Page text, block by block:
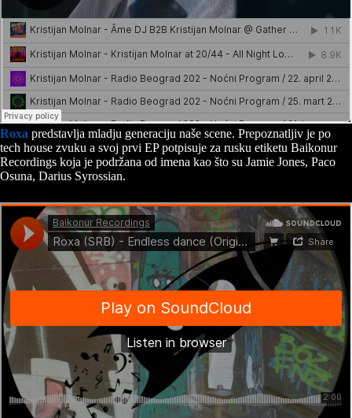
Roxa predstavlja mladju generaciju naše scene. Prepoznatljiv je po
tech house zvuku a svoj prvi EP potpisuje za rusku etiketu Baikonur
Recordings koja je podržana od imena kao što su Jamie Jones, Paco
Osuna, Darius Syrossian.